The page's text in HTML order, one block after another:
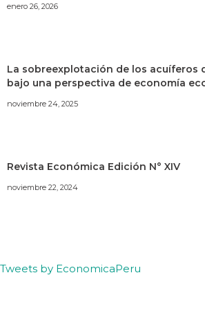
enero 26, 2026
La sobreexplotación de los acuíferos
bajo una perspectiva de economía
noviembre 24, 2025
Revista Económica Edición N° XIV
noviembre 22, 2024
Tweets by EconomicaPeru